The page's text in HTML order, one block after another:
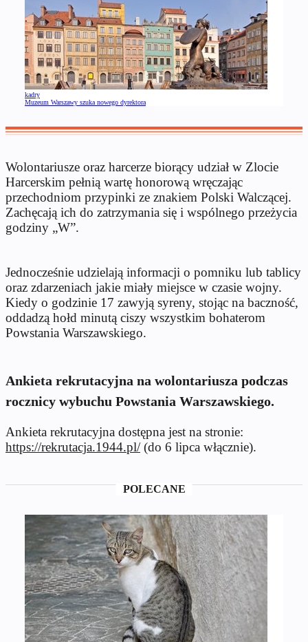
kadry
Muzeum Warszawy szuka nowego dyrektora
Wolontariusze oraz harcerze biorący udział w Zlocie
Harcerskim pełnią wartę honorową wręczając
przechodniom przypinki ze znakiem Polski Walczącej.
Zachęcają ich do zatrzymania się i wspólnego przeżycia
godziny „W”.
Jednocześnie udzielają informacji o pomniku lub tablicy
oraz zdarzeniach jakie miały miejsce w czasie wojny.
Kiedy o godzinie 17 zawyją syreny, stojąc na baczność,
oddadzą hołd minutą ciszy wszystkim bohaterom
Powstania Warszawskiego.
Ankieta rekrutacyjna na wolontariusza podczas
rocznicy wybuchu Powstania Warszawskiego.
Ankieta rekrutacyjna dostępna jest na stronie:
https://rekrutacja.1944.pl/(do 6 lipca włącznie).
POLECANE